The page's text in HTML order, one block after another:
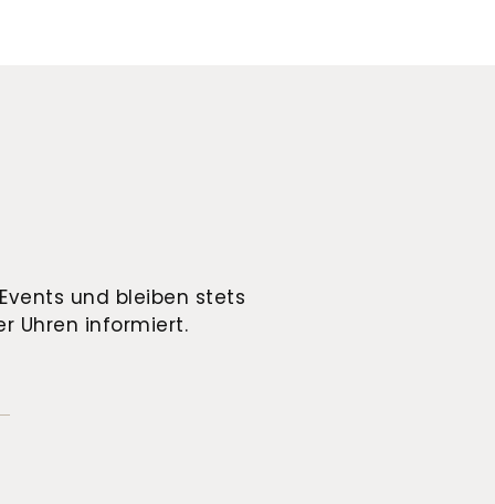
und bleiben stets
Uhren informiert.